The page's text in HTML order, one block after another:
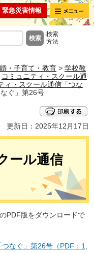
緊急災害情報 メニュー
検索
方法
・子育て・教育 > 学校教
コミュニティ・スクール通
ィ・スクール通信「つな
ぐ」第26号
更新日：2025年12月17日
ール通信
PDF版をダウンロードで
なぐ」第26号（PDF：1,